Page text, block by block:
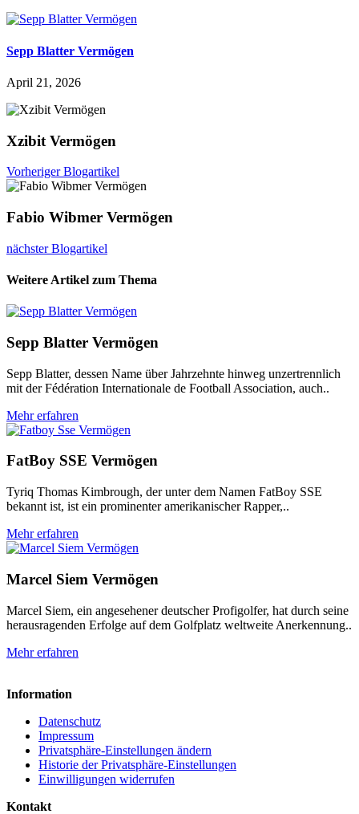
Sepp Blatter Vermögen
April 21, 2026
Xzibit Vermögen
Vorheriger Blogartikel
Fabio Wibmer Vermögen
nächster Blogartikel
Weitere Artikel zum Thema
Sepp Blatter Vermögen
Sepp Blatter, dessen Name über Jahrzehnte hinweg unzertrennlich
mit der Fédération Internationale de Football Association, auch..
Mehr erfahren
FatBoy SSE Vermögen
Tyriq Thomas Kimbrough, der unter dem Namen FatBoy SSE
bekannt ist, ist ein prominenter amerikanischer Rapper,..
Mehr erfahren
Marcel Siem Vermögen
Marcel Siem, ein angesehener deutscher Profigolfer, hat durch seine
herausragenden Erfolge auf dem Golfplatz weltweite Anerkennung..
Mehr erfahren
Information
Datenschutz
Impressum
Privatsphäre-Einstellungen ändern
Historie der Privatsphäre-Einstellungen
Einwilligungen widerrufen
Kontakt